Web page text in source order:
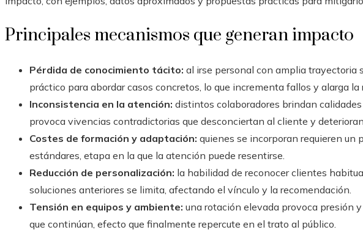
Principales mecanismos que generan impacto
Pérdida de conocimiento tácito: al irse personal con amplia trayectoria
práctico para abordar casos concretos, lo que incrementa fallos y alarga la
Inconsistencia en la atención: distintos colaboradores brindan
provoca vivencias contradictorias que desconciertan al cliente y
Costes de formación y adaptación: quienes se incorporan requieren un
estándares, etapa en la que la atención puede resentirse.
Reducción de personalización: la habilidad de reconocer clientes
soluciones anteriores se limita, afectando el vínculo y la recomendación.
Tensión en equipos y ambiente: una rotación elevada provoca presión
que continúan, efecto que finalmente repercute en el trato al público.